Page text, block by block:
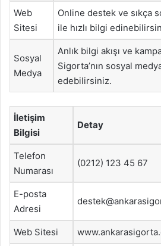
Web
Sitesi
Online destek ve sıkça
ile hızlı bilgi
Sosyal
Medya
Anlık bilgi akışı ve
Sigorta’nın sosyal
edebilirsiniz.
İletişim
Bilgisi
Detay
Telefon
Numarası
(0212) 123 45 67
E-posta
Adresi
Web Sitesi